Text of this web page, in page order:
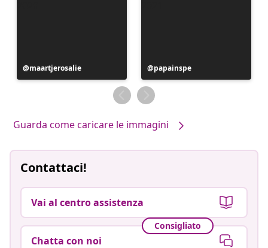
Post
pubblicato
maartjerosalie
Post
pubblicato
da
papainspe
Guarda come caricare le immagini
Contattaci!
Vai al centro assistenza
Consigliato
Chatta con noi